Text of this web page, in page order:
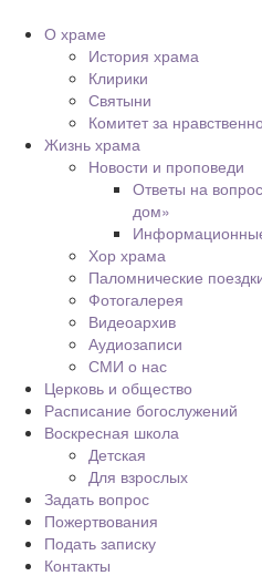
О храме
История храма
Клирики
Святыни
Комитет за
Жизнь храма
Новости и проповеди
Ответы на
дом»
Хор храма
Паломнические
Фотогалерея
Видеоархив
Аудиозаписи
СМИ о нас
Церковь и общество
Расписание богослужений
Воскресная школа
Детская
Для взрослых
Задать вопрос
Пожертвования
Подать записку
Контакты